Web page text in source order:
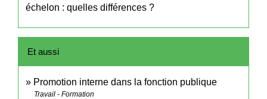
échelon : quelles différences ?
Et aussi
Promotion interne dans la fonction publique
Travail - Formation